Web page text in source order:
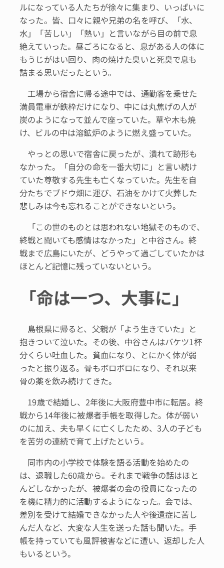
ルになっている人たちが徐々に集まり、いっぱいに
なった。皆、口々に親や兄弟の名を呼び、「水、
水」「苦しい」「熱い」と言いながら目の前で息
絶えていった。昼ごろになると、息がある人の体に
もうじがはい回り、肉の焼けた臭いと死臭で息も
詰まる思いだったという。
工場から宿舎に帰る途中では、通勤客を乗せた
満員電車が鉄枠だけになり、中には丸焦げの人が
炭のようになって並んで座っていた。草や木も焼
け、ビルの中は溶鉱炉のように燃え盛っていた。
やっとの思いで宿舎に戻ったが、潰れて跡形も
なかった。「自分の命を一番大切に」と言い続け
ていた尊敬する先生も亡くなっていた。先生を自
分たちでブドウ畑に運び、石油をかけて火葬した
悲しみは今も忘れることができないという。
「この世のものとは思われない地獄そのもので、
終戦と聞いても感情はなかった」と中谷さん。終
戦まで広島にいたが、どうやって過ごしていたかは
ほとんど記憶に残っていないという。
「命は一つ、大事に」
島根県に帰ると、父親が「よう生きていた」と
抱きついて泣いた。その後、中谷さんはバケツ1杯
分くらい吐血した。貧血になり、とにかく体が弱
ったと振り返る。骨もボロボロになり、それ以来
骨の薬を飲み続けてきた。
19歳で結婚し、2年後に大阪府豊中市に転居。終
戦から14年後に被爆者手帳を取得した。体が弱い
のに加え、夫も早くに亡くしたため、3人の子ども
を苦労の連続で育て上げたという。
同市内の小学校で体験を語る活動を始めたの
は、退職した60歳から。それまで戦争の話はほと
んどしなかったが、被爆者の会の役員になったの
を機に精力的に活動するようになった。会では、
差別を受けて結婚できなかった人や後遺症に苦し
んだ人など、大変な人生を送った話も聞いた。手
帳を持っていても風評被害などに遭い、返却した人
もいるという。